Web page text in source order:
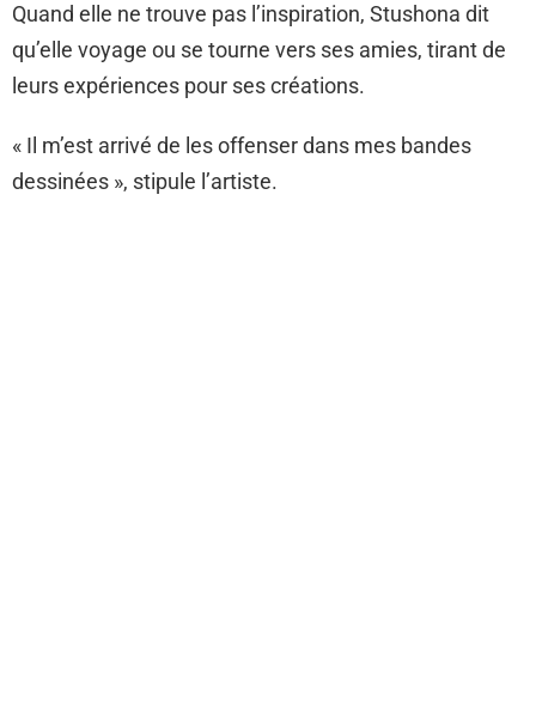
Quand elle ne trouve pas l’inspiration, Stushona dit
qu’elle voyage ou se tourne vers ses amies, tirant de
leurs expériences pour ses créations.
« Il m’est arrivé de les offenser dans mes bandes
dessinées », stipule l’artiste.